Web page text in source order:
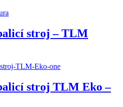
stroj – TLM
stroj TLM Eko –